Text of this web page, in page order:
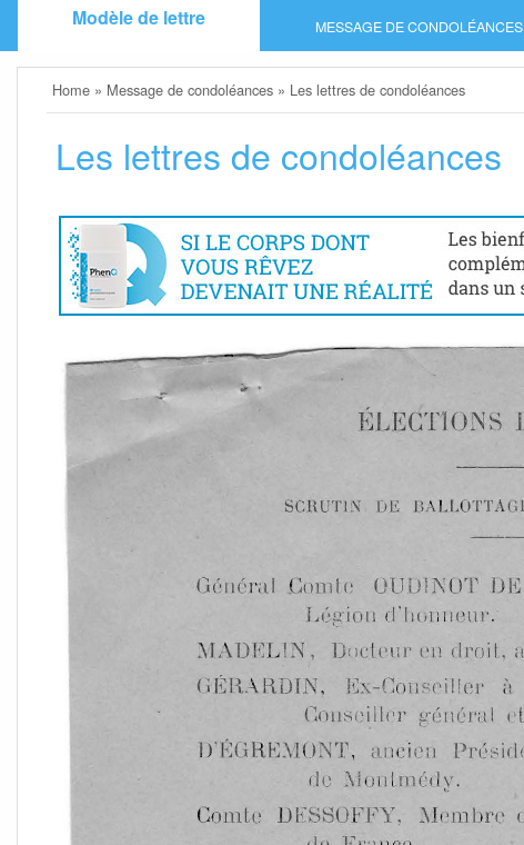
Modèle de lettre MESSAGE DE CONDOLÉANCES
Home » Message de condoléances » Les lettres de condoléances
Les lettres de condoléances